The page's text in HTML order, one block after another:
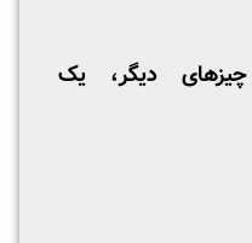
دیگر، یک